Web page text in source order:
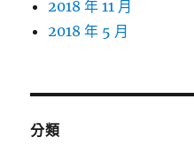
2018 年 11 月
2018 年 5 月
分類